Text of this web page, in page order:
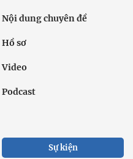
Nội dung chuyên đề
Hồ sơ
Video
Podcast
Sự kiện